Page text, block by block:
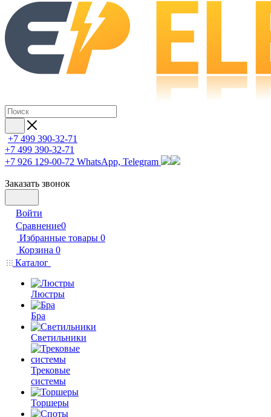
+7 499 390-32-71
+7 499 390-32-71
+7 926 129-00-72 WhatsApp, Telegram
Заказать звонок
Войти
Сравнение0
Избранные товары 0
Корзина 0
Каталог
Люстры
Бра
Светильники
Трековые
системы
Торшеры